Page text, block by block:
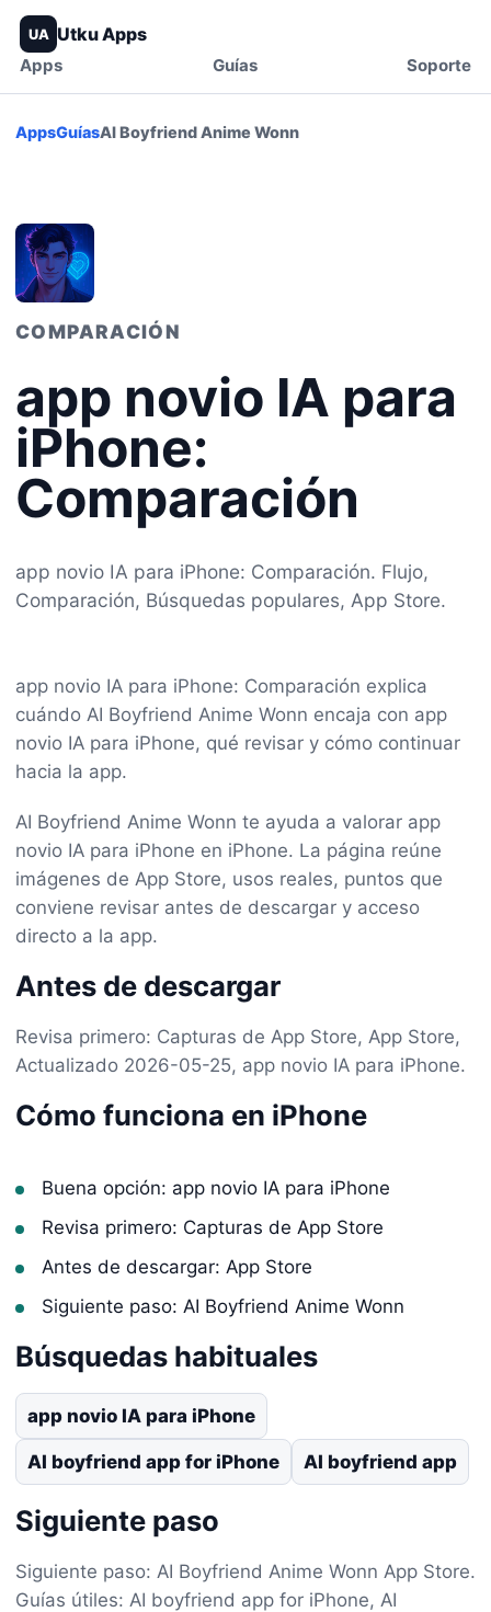
UA Utku Apps
Apps Guías Soporte
AppsGuíasAI Boyfriend Anime Wonn
COMPARACIÓN
app novio IA para
iPhone:
Comparación
app novio IA para iPhone: Comparación. Flujo,
Comparación, Búsquedas populares, App Store.
app novio IA para iPhone: Comparación explica
cuándo AI Boyfriend Anime Wonn encaja con app
novio IA para iPhone, qué revisar y cómo continuar
hacia la app.
AI Boyfriend Anime Wonn te ayuda a valorar app
novio IA para iPhone en iPhone. La página reúne
imágenes de App Store, usos reales, puntos que
conviene revisar antes de descargar y acceso
directo a la app.
Antes de descargar
Revisa primero: Capturas de App Store, App Store,
Actualizado 2026-05-25, app novio IA para iPhone.
Cómo funciona en iPhone
Buena opción: app novio IA para iPhone
Revisa primero: Capturas de App Store
Antes de descargar: App Store
Siguiente paso: AI Boyfriend Anime Wonn
Búsquedas habituales
app novio IA para iPhone
AI boyfriend app for iPhone AI boyfriend app
Siguiente paso
Siguiente paso: AI Boyfriend Anime Wonn App Store.
Guías útiles: AI boyfriend app for iPhone, AI